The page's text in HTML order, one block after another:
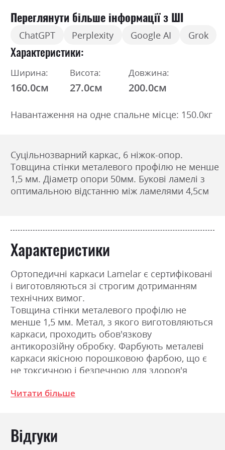
Переглянути більше інформації з ШІ
ChatGPT Perplexity Google AI Grok
Характеристики
Ширина:
160.0см
Висота:
27.0см
Довжина:
200.0см
Навантаження на одне спальне місце: 150.0кг
Суцільнозварний каркас, 6 ніжок-опор.
Товщина стінки металевого профілю не менше
1,5 мм. Діаметр опори 50мм. Букові ламелі з
оптимальною відстанню між ламелями 4,5см
Характеристики
Ортопедичні каркаси Lamelar є сертифіковані
і виготовляються зі строгим дотриманням
технічних вимог.
Товщина стінки металевого профілю не
менше 1,5 мм. Метал, з якого виготовляються
каркаси, проходить обов'язкову
антикорозійну обробку. Фарбують металеві
каркаси якісною порошковою фарбою, що є
не токсичною і безпечною для здоров'я
укомплектовуються регульованими опорами
каркасах; 6 ніжок-опор в двохспальних
каркасах). Оптимальний діаметр опори 50мм і
Читати більше
Відгуки